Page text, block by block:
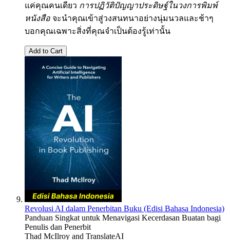
แค่คุณคนเดียว การปฏิวัติปัญญาประดิษฐ์ในวงการพิมพ์
หนังสือ จะนำคุณเข้าสู่วงสนทนาอย่างนุ่มนวลและช้าๆ
บอกคุณเฉพาะสิ่งที่คุณจำเป็นต้องรู้เท่านั้น
Add to Cart
Revolusi AI dalam Penerbitan Buku (Edisi Bahasa Indonesia)
Panduan Singkat untuk Menavigasi Kecerdasan Buatan bagi
Penulis dan Penerbit
Thad McIlroy and TranslateAI